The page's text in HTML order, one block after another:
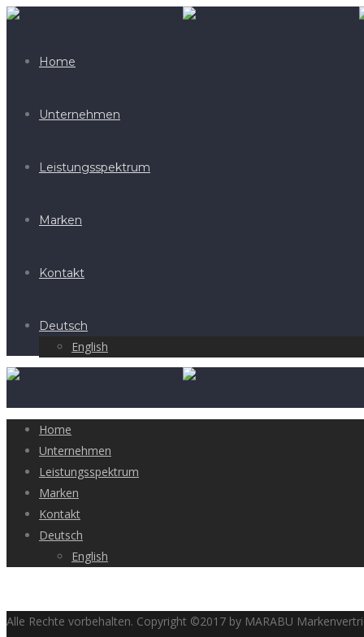
Home
Unternehmen
Leistungsspektrum
Marken
Kontakt
Deutsch
English
Home
Unternehmen
Leistungsspektrum
Marken
Kontakt
Deutsch
English
Alle Rechte vorbehalten. Copyright ©2017 by MARABU